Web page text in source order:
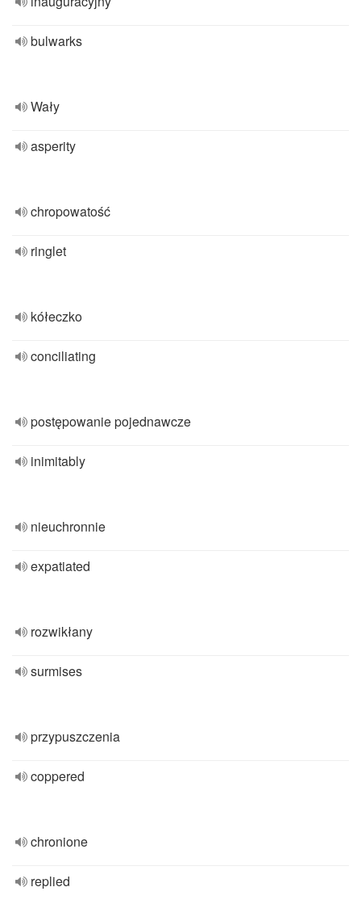
bulwarks
Wały
asperity
chropowatość
ringlet
kółeczko
conciliating
postępowanie pojednawcze
inimitably
nieuchronnie
expatiated
rozwikłany
surmises
przypuszczenia
coppered
chronione
replied